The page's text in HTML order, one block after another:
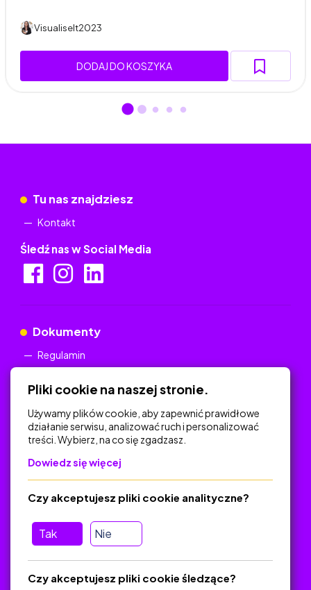
VisualiseIt2023
DODAJ DO KOSZYKA
Tu nas znajdziesz
Kontakt
Śledź nas w Social Media
Dokumenty
Regulamin
Na skróty
Polityka Prywatności
Regulamin
O platformie
Baza materiałów dydaktycznych
Jak zostać autorem
FAQ
Pliki cookie na naszej stronie.
Używamy plików cookie, aby zapewnić prawidłowe
działanie serwisu, analizować ruch i personalizować
treści. Wybierz, na co się zgadzasz.
Dowiedz się więcej
Tak Nie
Czy akceptujesz pliki cookie analityczne?
Czy akceptujesz pliki cookie śledzące?